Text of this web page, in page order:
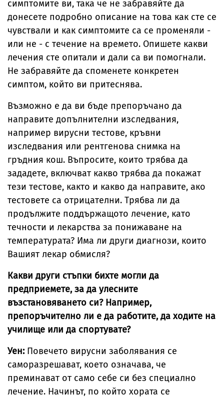
симптомите ви, така че не забравяйте да
донесете подробно описание на това как сте се
чувствали и как симптомите са се променяли -
или не - с течение на времето. Опишете какви
лечения сте опитали и дали са ви помогнали.
Не забравяйте да споменете конкретен
симптом, който ви притеснява.
Възможно е да ви бъде препоръчано да
направите допълнителни изследвания,
например вирусни тестове, кръвни
изследвания или рентгенова снимка на
гръдния кош. Въпросите, които трябва да
зададете, включват какво трябва да покажат
тези тестове, както и какво да направите, ако
тестовете са отрицателни. Трябва ли да
продължите поддържащото лечение, като
течности и лекарства за понижаване на
температурата? Има ли други диагнози, които
Вашият лекар обмисля?
Какви други стъпки бихте могли да
предприемете, за да улесните
възстановяването си? Например,
препоръчително ли е да работите, да ходите на
училище или да спортувате?
Уен:Повечето вирусни заболявания се
саморазрешават, което означава, че
преминават от само себе си без специално
лечение. Начинът, по който хората се